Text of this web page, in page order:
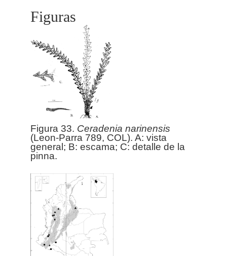
Figuras
Figura 33. Ceradenia narinensis
(Leon-Parra 789, COL). A: vista
general; B: escama; C: detalle de la
pinna.